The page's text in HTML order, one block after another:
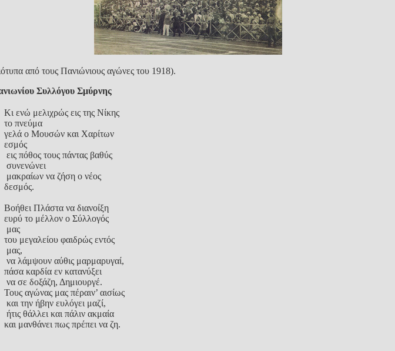
από τους Πανιώνιους αγώνες του 1918).
Συλλόγου Σμύρνης
Κι ενώ μελιχρώς εις της Νίκης
το πνεύμα
γελά ο Μουσών και Χαρίτων
εσμός
εις πόθος τους πάντας βαθύς
συνενώνει
μακραίων να ζήση ο νέος
δεσμός.
Βοήθει Πλάστα να διανοίξη
ευρύ το μέλλον ο Σύλλογός
μας
του μεγαλείου φαιδρώς εντός
μας,
να λάμψουν αύθις μαρμαρυγαί,
πάσα καρδία εν κατανύξει
να σε δοξάζη, Δημιουργέ.
Τους αγώνας μας πέραιν’ αισίως
και την ήβην ευλόγει μαζί,
ήτις θάλλει και πάλιν ακμαία
και μανθάνει πως πρέπει να ζη.